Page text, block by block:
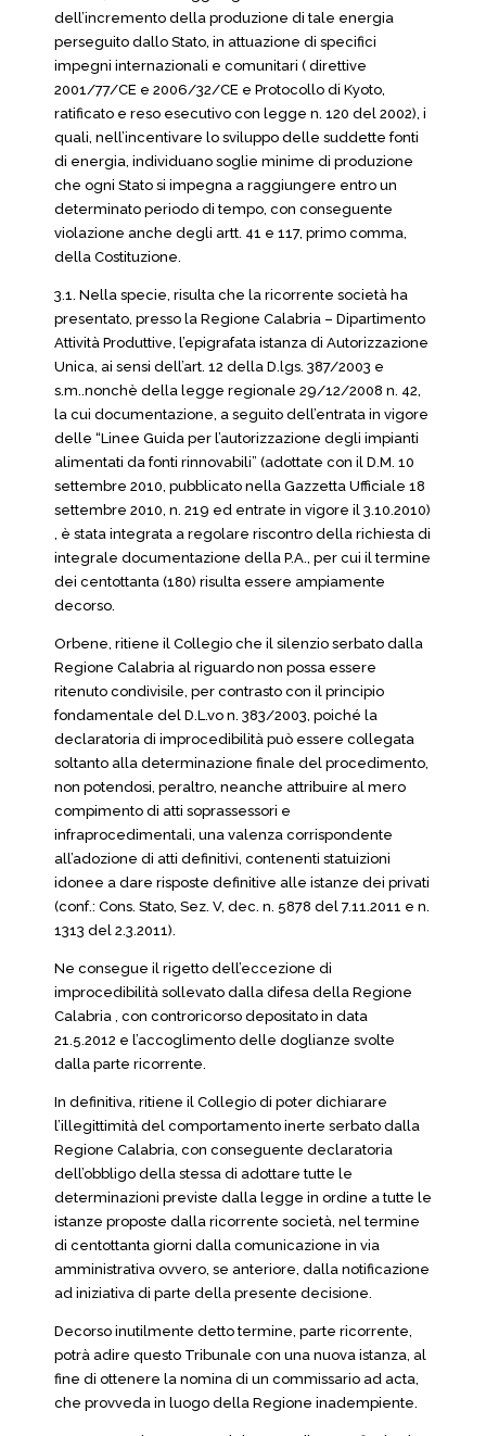
dell’incremento della produzione di tale energia
perseguito dallo Stato, in attuazione di specifici
impegni internazionali e comunitari ( direttive
2001/77/CE e 2006/32/CE e Protocollo di Kyoto,
ratificato e reso esecutivo con legge n. 120 del 2002), i
quali, nell’incentivare lo sviluppo delle suddette fonti
di energia, individuano soglie minime di produzione
che ogni Stato si impegna a raggiungere entro un
determinato periodo di tempo, con conseguente
violazione anche degli artt. 41 e 117, primo comma,
della Costituzione.
3.1. Nella specie, risulta che la ricorrente società ha
presentato, presso la Regione Calabria – Dipartimento
Attività Produttive, l’epigrafata istanza di Autorizzazione
Unica, ai sensi dell’art. 12 della D.lgs. 387/2003 e
s.m..nonchè della legge regionale 29/12/2008 n. 42,
la cui documentazione, a seguito dell’entrata in vigore
delle “Linee Guida per l’autorizzazione degli impianti
alimentati da fonti rinnovabili” (adottate con il D.M. 10
settembre 2010, pubblicato nella Gazzetta Ufficiale 18
settembre 2010, n. 219 ed entrate in vigore il 3.10.2010)
, è stata integrata a regolare riscontro della richiesta di
integrale documentazione della P.A., per cui il termine
dei centottanta (180) risulta essere ampiamente
decorso.
Orbene, ritiene il Collegio che il silenzio serbato dalla
Regione Calabria al riguardo non possa essere
ritenuto condivisile, per contrasto con il principio
fondamentale del D.L.vo n. 383/2003, poiché la
declaratoria di improcedibilità può essere collegata
soltanto alla determinazione finale del procedimento,
non potendosi, peraltro, neanche attribuire al mero
compimento di atti soprassessori e
infraprocedimentali, una valenza corrispondente
all’adozione di atti definitivi, contenenti statuizioni
idonee a dare risposte definitive alle istanze dei privati
(conf.: Cons. Stato, Sez. V, dec. n. 5878 del 7.11.2011 e n.
1313 del 2.3.2011).
Ne consegue il rigetto dell’eccezione di
improcedibilità sollevato dalla difesa della Regione
Calabria , con controricorso depositato in data
21.5.2012 e l’accoglimento delle doglianze svolte
dalla parte ricorrente.
In definitiva, ritiene il Collegio di poter dichiarare
l’illegittimità del comportamento inerte serbato dalla
Regione Calabria, con conseguente declaratoria
dell’obbligo della stessa di adottare tutte le
determinazioni previste dalla legge in ordine a tutte le
istanze proposte dalla ricorrente società, nel termine
di centottanta giorni dalla comunicazione in via
amministrativa ovvero, se anteriore, dalla notificazione
ad iniziativa di parte della presente decisione.
Decorso inutilmente detto termine, parte ricorrente,
potrà adire questo Tribunale con una nuova istanza, al
fine di ottenere la nomina di un commissario ad acta,
che provveda in luogo della Regione inadempiente.